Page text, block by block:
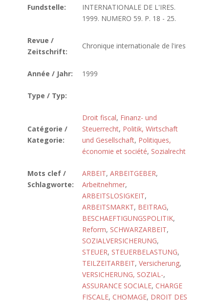
Fundstelle:
INTERNATIONALE DE L'IRES.
1999. NUMERO 59. P. 18 - 25.
Revue /
Zeitschrift:
Chronique internationale de l'ires
Année / Jahr: 1999
Type / Typ:
Catégorie /
Kategorie:
Droit fiscal, Finanz- und
Steuerrecht, Politik, Wirtschaft
und Gesellschaft, Politiques,
économie et société, Sozialrecht
Mots clef /
Schlagworte:
ARBEIT, ARBEITGEBER,
Arbeitnehmer,
ARBEITSLOSIGKEIT,
ARBEITSMARKT, BEITRAG,
BESCHAEFTIGUNGSPOLITIK,
Reform, SCHWARZARBEIT,
SOZIALVERSICHERUNG,
STEUER, STEUERBELASTUNG,
TEILZEITARBEIT, Versicherung,
VERSICHERUNG, SOZIAL-,
ASSURANCE SOCIALE, CHARGE
FISCALE, CHOMAGE, DROIT DES